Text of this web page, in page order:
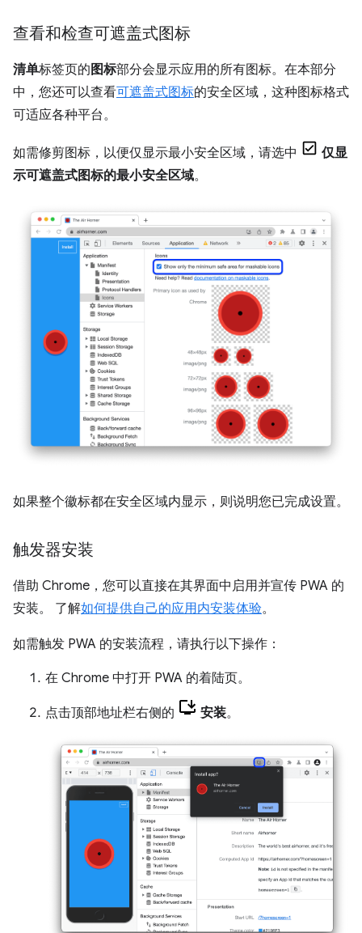
查看和检查可遮盖式图标
清单标签页的 图标部分会显示应用的所有图标。在本部分
中，您还可以查看可遮盖式图标的安全区域，这种图标格式
可适应各种平台。
如需修剪图标，以便仅显示最小安全区域，请选中
仅显
示可遮盖式图标的最小安全区域。
如果整个徽标都在安全区域内显示，则说明您已完成设置。
触发器安装
借助 Chrome，您可以直接在其界面中启用并宣传 PWA 的
安装。 了解如何提供自己的应用内安装体验。
如需触发 PWA 的安装流程，请执行以下操作：
在 Chrome 中打开 PWA 的着陆页。
点击顶部地址栏右侧的 安装。